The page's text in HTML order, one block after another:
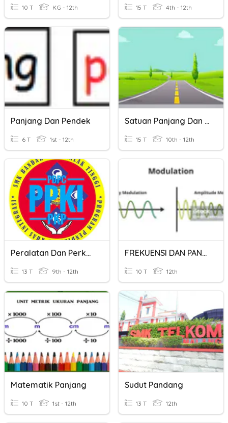
10 T KG - 12th 15 T 4th - 12th
Panjang Dan Pendek
6 T 1st - 12th
Satuan Panjang Dan Satuan Volume
15 T 10th - 12th
Peralatan Dan Perkakasan Memasak Piza
13 T 9th - 12th
FREKUENSI DAN PANJANG GELOMBANG RADIO
10 T 12th
Matematik Panjang
10 T 1st - 12th
Sudut Pandang
13 T 12th